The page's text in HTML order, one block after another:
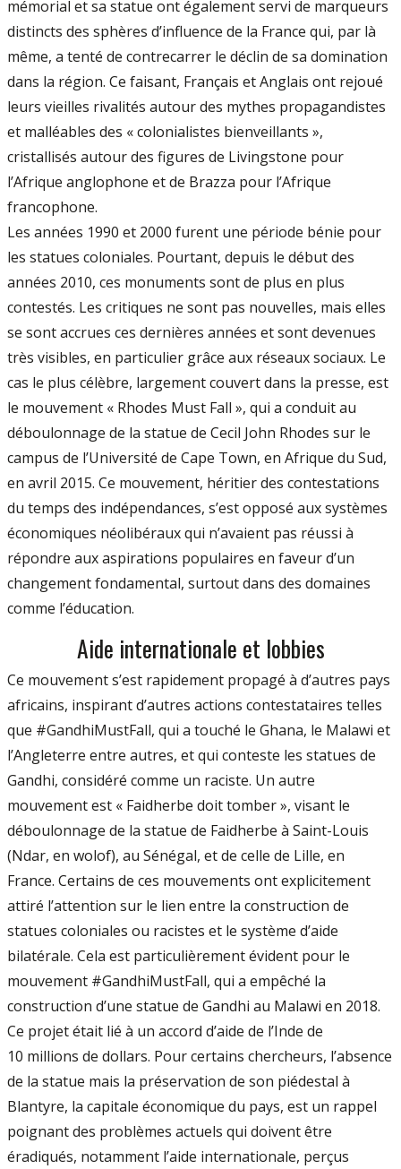
mémorial et sa statue ont également servi de marqueurs
distincts des sphères d’influence de la France qui, par là
même, a tenté de contrecarrer le déclin de sa domination
dans la région. Ce faisant, Français et Anglais ont rejoué
leurs vieilles rivalités autour des mythes propagandistes
et malléables des « colonialistes bienveillants »,
cristallisés autour des figures de Livingstone pour
l’Afrique anglophone et de Brazza pour l’Afrique
francophone.
Les années 1990 et 2000 furent une période bénie pour
les statues coloniales. Pourtant, depuis le début des
années 2010, ces monuments sont de plus en plus
contestés. Les critiques ne sont pas nouvelles, mais elles
se sont accrues ces dernières années et sont devenues
très visibles, en particulier grâce aux réseaux sociaux. Le
cas le plus célèbre, largement couvert dans la presse, est
le mouvement « Rhodes Must Fall », qui a conduit au
déboulonnage de la statue de Cecil John Rhodes sur le
campus de l’Université de Cape Town, en Afrique du Sud,
en avril 2015. Ce mouvement, héritier des contestations
du temps des indépendances, s’est opposé aux systèmes
économiques néolibéraux qui n’avaient pas réussi à
répondre aux aspirations populaires en faveur d’un
changement fondamental, surtout dans des domaines
comme l’éducation.
Aide internationale et lobbies
Ce mouvement s’est rapidement propagé à d’autres pays
africains, inspirant d’autres actions contestataires telles
que #GandhiMustFall, qui a touché le Ghana, le Malawi et
l’Angleterre entre autres, et qui conteste les statues de
Gandhi, considéré comme un raciste. Un autre
mouvement est « Faidherbe doit tomber », visant le
déboulonnage de la statue de Faidherbe à Saint-Louis
(Ndar, en wolof), au Sénégal, et de celle de Lille, en
France. Certains de ces mouvements ont explicitement
attiré l’attention sur le lien entre la construction de
statues coloniales ou racistes et le système d’aide
bilatérale. Cela est particulièrement évident pour le
mouvement #GandhiMustFall, qui a empêché la
construction d’une statue de Gandhi au Malawi en 2018.
Ce projet était lié à un accord d’aide de l’Inde de
10 millions de dollars. Pour certains chercheurs, l’absence
de la statue mais la préservation de son piédestal à
Blantyre, la capitale économique du pays, est un rappel
poignant des problèmes actuels qui doivent être
éradiqués, notamment l’aide internationale, perçus